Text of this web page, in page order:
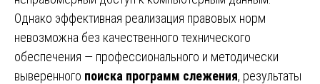
Однако эффективная реализация правовых норм
невозможна без качественного технического
обеспечения — профессионального и методически
выверенного поиска программ слежения, результаты